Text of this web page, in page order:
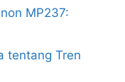
MP237:
tentang Tren